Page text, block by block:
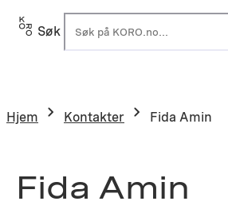
Søk
Hjem Kontakter Fida Amin
Fida Amin